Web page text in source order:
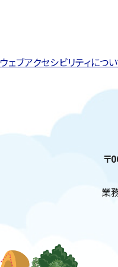
ウェブアクセシビリティにつ
住
〒
業